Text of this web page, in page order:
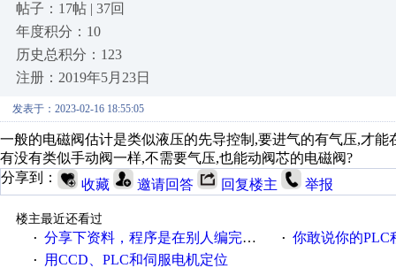
帖子：17帖 | 37回
年度积分：10
历史总积分：123
注册：2019年5月23日
发表于：2023-02-16 18:55:05
一般的电磁阀估计是类似液压的先导控制,要进气的有气压,才能
有没有类似手动阀一样,不需要气压,也能动阀芯的电磁阀?
分享到：
收藏 邀请回答 回复楼主 举报
楼主最近还看过
· 分享下资料，程序是在别人编完的基础上改的 · 你敢说你的PLC程序写的好
· 用CCD、PLC和伺服电机定位